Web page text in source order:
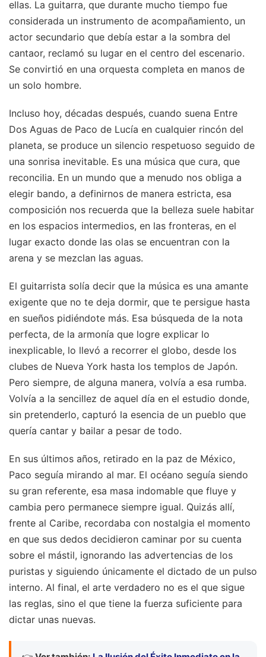
ellas. La guitarra, que durante mucho tiempo fue
considerada un instrumento de acompañamiento, un
actor secundario que debía estar a la sombra del
cantaor, reclamó su lugar en el centro del escenario.
Se convirtió en una orquesta completa en manos de
un solo hombre.
Incluso hoy, décadas después, cuando suena Entre
Dos Aguas de Paco de Lucía en cualquier rincón del
planeta, se produce un silencio respetuoso seguido de
una sonrisa inevitable. Es una música que cura, que
reconcilia. En un mundo que a menudo nos obliga a
elegir bando, a definirnos de manera estricta, esa
composición nos recuerda que la belleza suele habitar
en los espacios intermedios, en las fronteras, en el
lugar exacto donde las olas se encuentran con la
arena y se mezclan las aguas.
El guitarrista solía decir que la música es una amante
exigente que no te deja dormir, que te persigue hasta
en sueños pidiéndote más. Esa búsqueda de la nota
perfecta, de la armonía que logre explicar lo
inexplicable, lo llevó a recorrer el globo, desde los
clubes de Nueva York hasta los templos de Japón.
Pero siempre, de alguna manera, volvía a esa rumba.
Volvía a la sencillez de aquel día en el estudio donde,
sin pretenderlo, capturó la esencia de un pueblo que
quería cantar y bailar a pesar de todo.
En sus últimos años, retirado en la paz de México,
Paco seguía mirando al mar. El océano seguía siendo
su gran referente, esa masa indomable que fluye y
cambia pero permanece siempre igual. Quizás allí,
frente al Caribe, recordaba con nostalgia el momento
en que sus dedos decidieron caminar por su cuenta
sobre el mástil, ignorando las advertencias de los
puristas y siguiendo únicamente el dictado de un pulso
interno. Al final, el arte verdadero no es el que sigue
las reglas, sino el que tiene la fuerza suficiente para
dictar unas nuevas.